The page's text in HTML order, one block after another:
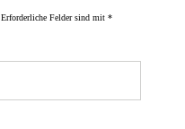
Erforderliche Felder sind mit *